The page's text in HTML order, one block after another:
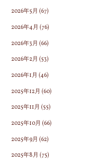
2026年5月 (67)
2026年4月 (76)
2026年3月 (66)
2026年2月 (53)
2026年1月 (46)
2025年12月 (60)
2025年11月 (55)
2025年10月 (66)
2025年9月 (62)
2025年8月 (75)